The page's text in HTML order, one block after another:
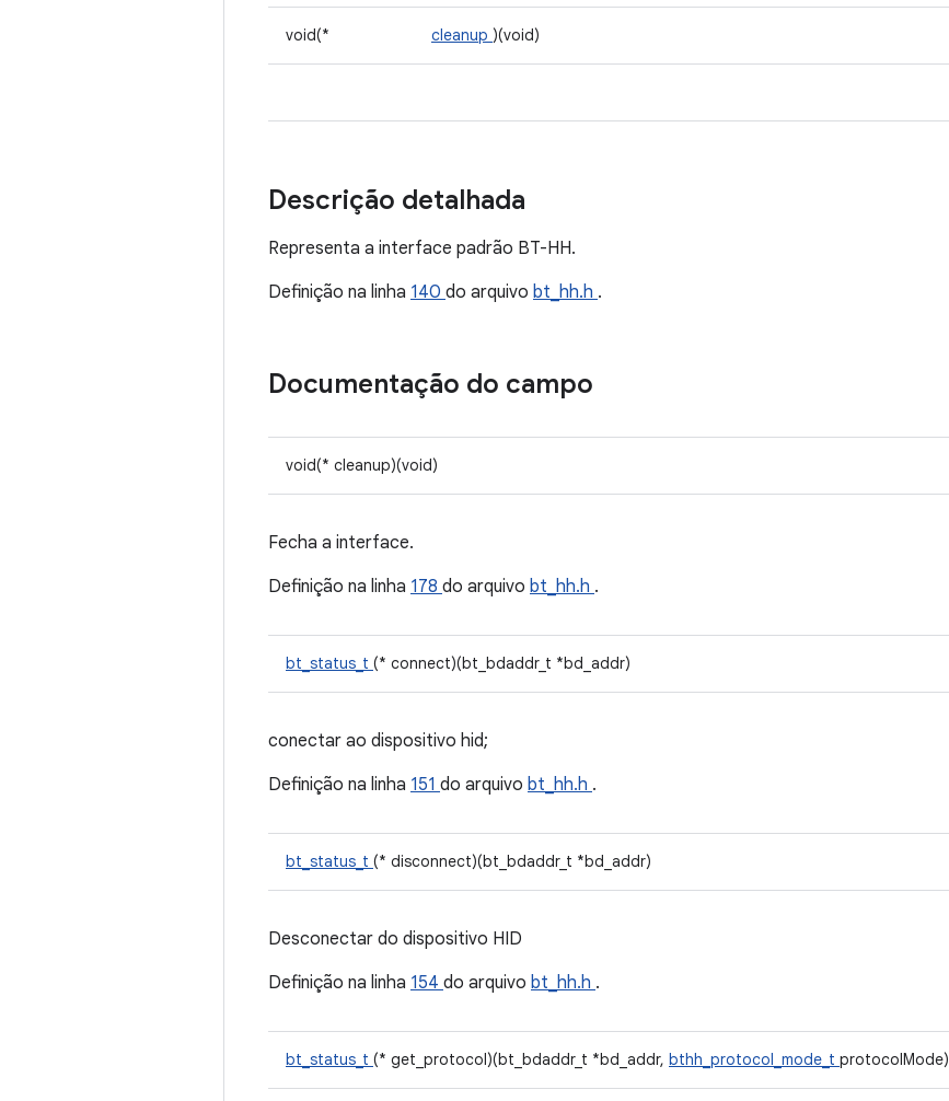
void(* cleanup )(void)
Descrição detalhada
Representa a interface padrão BT-HH.
Definição na linha 140 do arquivo bt_hh.h .
Documentação do campo
void(* cleanup)(void)
Fecha a interface.
Definição na linha 178 do arquivo bt_hh.h .
bt_status_t (* connect)(bt_bdaddr_t *bd_addr)
conectar ao dispositivo hid;
Definição na linha 151 do arquivo bt_hh.h .
bt_status_t (* disconnect)(bt_bdaddr_t *bd_addr)
Desconectar do dispositivo HID
Definição na linha 154 do arquivo bt_hh.h .
bt_status_t (* get_protocol)(bt_bdaddr_t *bd_addr, bthh_protocol_mode_t protocolMode)